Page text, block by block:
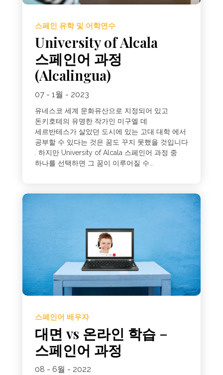
스페인 유학 및 어학연수
University of Alcala
스페인어 과정
(Alcalingua)
07 - 1월 - 2023
유네스코 세계 문화유산으로 지정되어 있고
돈키호테의 유명한 작가인 미구엘 데
세르반테스가 살았던 도시에 있는 고대 대학 에서
공부할 수 있다는 것은 꿈도 꾸지 못했을 것입니다
. 하지만 University of Alcala 스페인어 과정 중
하나를 선택하면 그 꿈이 이루어질 수...
스페인어 배우자
대면 vs 온라인 학습 –
스페인어 과정
08 - 6월 - 2022